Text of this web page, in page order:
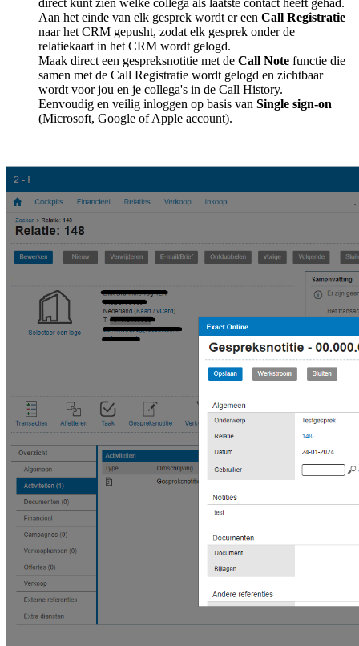
direct kunt zien welke collega als laatste contact heeft gehad.
Aan het einde van elk gesprek wordt er een Call Registratie
naar het CRM gepusht, zodat elk gesprek onder de
relatiekaart in het CRM wordt gelogd.
Maak direct een gespreksnotitie met de Call Note functie die
samen met de Call Registratie wordt gelogd en zichtbaar
wordt voor jou en je collega's in de Call History.
Eenvoudig en veilig inloggen op basis van Single sign-on
(Microsoft, Google of Apple account).